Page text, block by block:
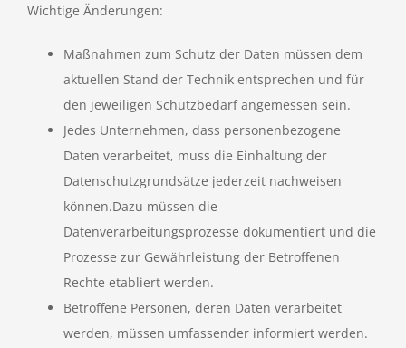
Wichtige Änderungen:
Maßnahmen zum Schutz der Daten müssen dem
aktuellen Stand der Technik entsprechen und für
den jeweiligen Schutzbedarf angemessen sein.
Jedes Unternehmen, dass personenbezogene
Daten verarbeitet, muss die Einhaltung der
Datenschutzgrundsätze jederzeit nachweisen
können.Dazu müssen die
Datenverarbeitungsprozesse dokumentiert und die
Prozesse zur Gewährleistung der Betroffenen
Rechte etabliert werden.
Betroffene Personen, deren Daten verarbeitet
werden, müssen umfassender informiert werden.